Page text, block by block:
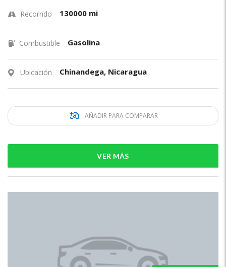
Recorrido 130000 mi
Combustible Gasolina
Ubicación Chinandega, Nicaragua
AÑADIR PARA COMPARAR
VER MÁS